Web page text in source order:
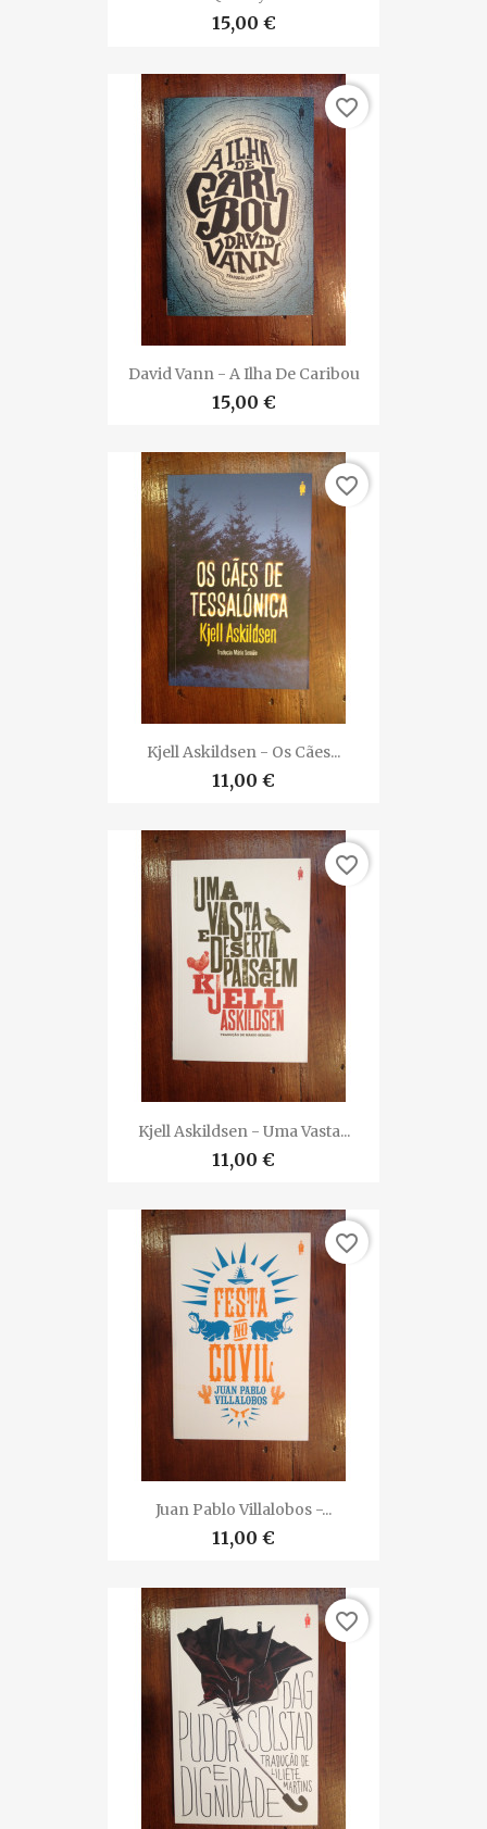
15,00 €
David Vann - A Ilha De Caribou
15,00 €
favorite_border
Kjell Askildsen - Os Cães...
11,00 €
favorite_border
Kjell Askildsen - Uma Vasta...
11,00 €
favorite_border
Juan Pablo Villalobos -...
11,00 €
favorite_border
favorite_border